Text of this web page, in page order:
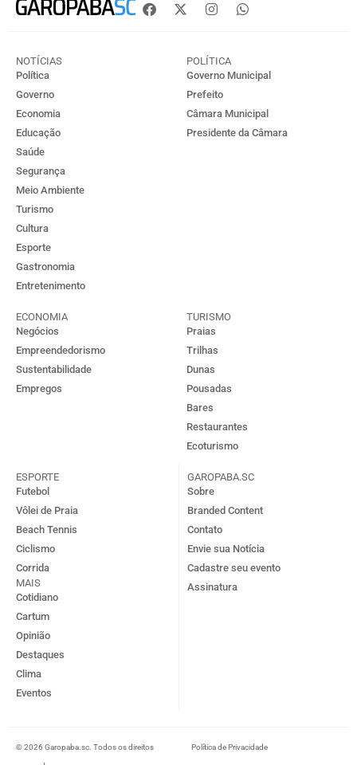
NOTÍCIAS
Política
Governo
Economia
Educação
Saúde
Segurança
Meio Ambiente
Turismo
Cultura
Esporte
Gastronomia
Entretenimento
POLÍTICA
Governo Municipal
Prefeito
Câmara Municipal
Presidente da Câmara
ECONOMIA
Negócios
Empreendedorismo
Sustentabilidade
Empregos
TURISMO
Praias
Trilhas
Dunas
Pousadas
Bares
Restaurantes
Ecoturismo
ESPORTE
Futebol
Vôlei de Praia
Beach Tennis
Ciclismo
Corrida
MAIS
Cotidiano
Cartum
Opinião
Destaques
Clima
Eventos
GAROPABA.SC
Sobre
Branded Content
Contato
Envie sua Notícia
Cadastre seu evento
Assinatura
© 2026 Garopaba.sc. Todos os direitos Política de Privacidade